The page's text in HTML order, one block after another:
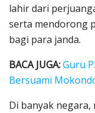
lahir dari
serta mendorong
bagi para janda.
BACA JUGA:Guru
Bersuami
Di banyak